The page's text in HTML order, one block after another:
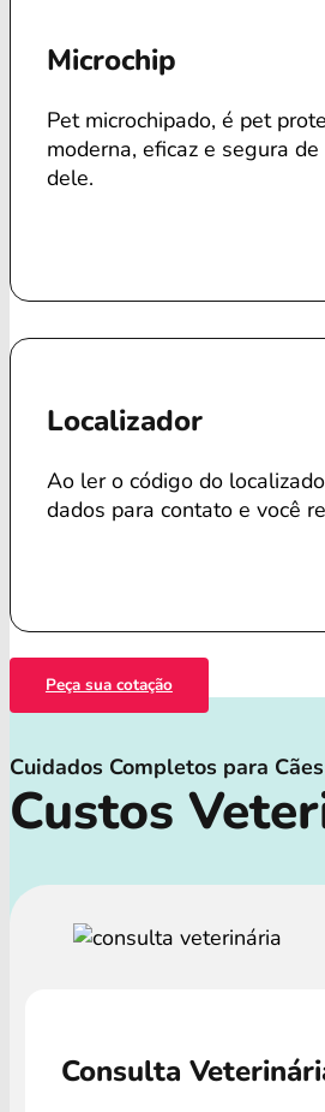
Microchip
Pet microchipado, é pet
moderna, eficaz e segura
dele.
Localizador
Ao ler o código do
dados para contato e você
Peça sua cotação
Cuidados Completos para
Custos
Consulta